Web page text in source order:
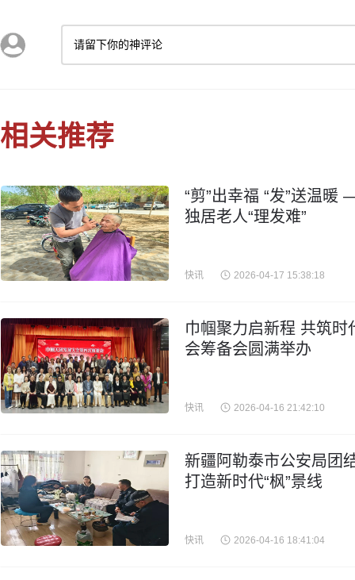
请留下你的神评论
相关推荐
“剪”出幸福 “发”送温
独居老人“理发难”
快讯 2026-04-17 15:38:18
巾帼聚力启新程 共筑
会筹备会圆满举办
快讯 2026-04-16 21:42:10
新疆阿勒泰市公安局团
打造新时代“枫”景线
快讯 2026-04-16 18:41:04